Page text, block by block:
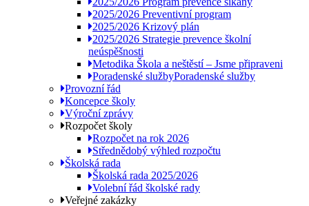
2025/2026 Preventivní program
2025/2026 Krizový plán
2025/2026 Strategie prevence školní
neúspěšnosti
Metodika Škola a neštěstí – Jsme připraveni
Poradenské službyPoradenské služby
Provozní řád
Koncepce školy
Výroční zprávy
Rozpočet školy
Rozpočet na rok 2026
Střednědobý výhled rozpočtu
Školská rada
Školská rada 2025/2026
Volební řád školské rady
Veřejné zakázky